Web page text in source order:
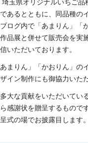
玉県オリジナルいちご品
あるとともに、同品種の
ログ内で「あまりん」「
品展と併せて販売会を実
いただいております。
まりん」「かおりん」の
イン制作にも御協力いた
大な貢献をいただいてい
感謝状を贈呈するもので
式の場でお披露目します。